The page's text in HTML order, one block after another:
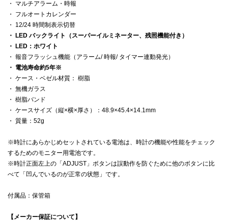
・ マルチアラーム・時報
・ フルオートカレンダー
・ 12/24 時間制表示切替
・ LED バックライト（スーパーイルミネーター、残照機能付き）
・ LED：ホワイト
・ 報音フラッシュ機能（アラーム/ 時報/ タイマー連動発光）
・ 電池寿命約5年※
・ ケース・ベゼル材質： 樹脂
・ 無機ガラス
・ 樹脂バンド
・ ケースサイズ（縦×横×厚さ）：48.9×45.4×14.1mm
・ 質量：52g
※時計にあらかじめセットされている電池は、時計の機能や性能をチェック
するためのモニター用電池です。
※時計正面左上の「ADJUST」ボタンは誤動作を防ぐために他のボタンに比
べて「凹んでいるのが正常の状態」です。
付属品：保管箱
【メーカー保証について】